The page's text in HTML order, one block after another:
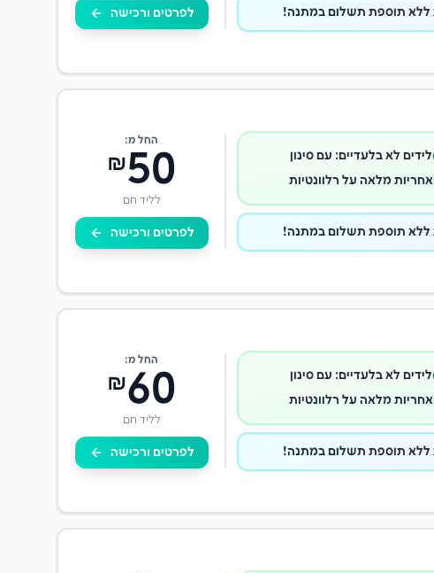
לפרטים ורכישה
לידים לא בלעדיים: עם סינון
אחריות מלאה על רלוונטיות
החל מ:
₪50
לליד חם
לפרטים ורכישה
לידים לא בלעדיים: עם סינון
אחריות מלאה על רלוונטיות
החל מ:
₪60
לליד חם
לפרטים ורכישה